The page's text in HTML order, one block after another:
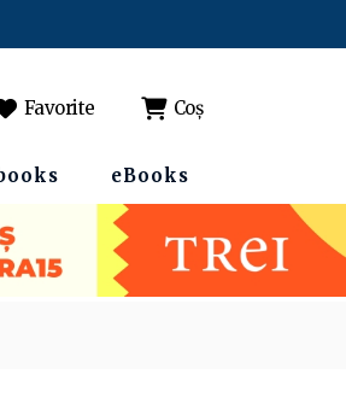
Favorite Coș
eBooks